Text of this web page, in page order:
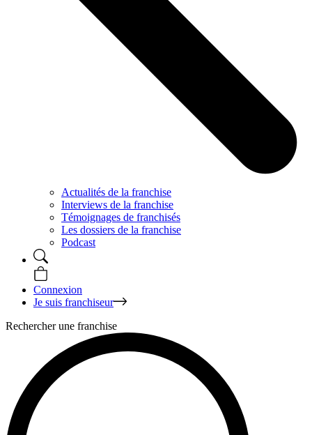
Actualités de la franchise
Interviews de la franchise
Témoignages de franchisés
Les dossiers de la franchise
Podcast
Connexion
Je suis franchiseur
Rechercher une franchise